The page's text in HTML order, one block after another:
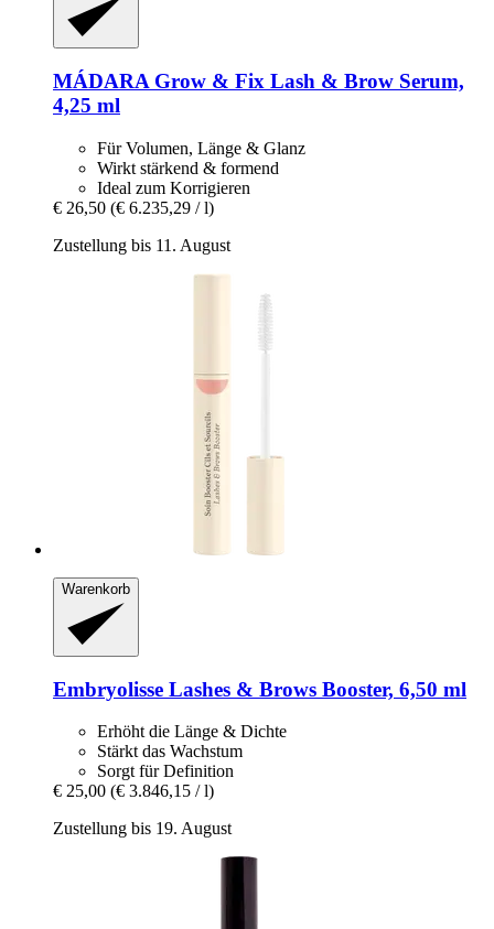
MÁDARA Grow & Fix Lash & Brow Serum,
4,25 ml
Für Volumen, Länge & Glanz
Wirkt stärkend & formend
Ideal zum Korrigieren
€ 26,50 (€ 6.235,29 / l)
Zustellung bis 11. August
Warenkorb
Embryolisse Lashes & Brows Booster, 6,50 ml
Erhöht die Länge & Dichte
Stärkt das Wachstum
Sorgt für Definition
€ 25,00 (€ 3.846,15 / l)
Zustellung bis 19. August